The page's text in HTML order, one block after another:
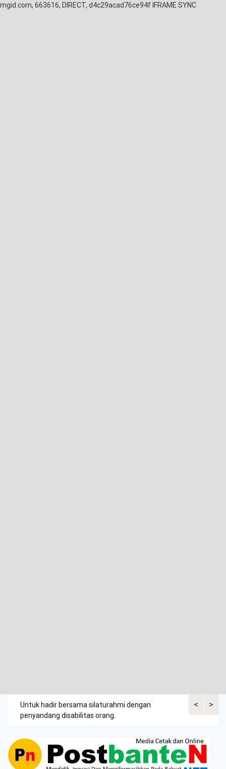
mgid.com, 663616, DIRECT, d4c29acad76ce94f IFRAME SYNC
<
Untuk hadir bersama silaturahmi dengan
penyandang disabilitas orang.
Bupati>